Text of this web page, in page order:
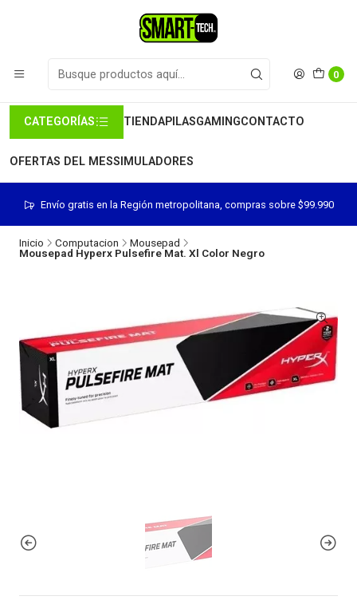
0
CATEGORÍAS TIENDAPILASGAMINGCONTACTO
OFERTAS DEL MESSIMULADORES
Envío gratis en la Región metropolitana, compras sobre $99.990
Inicio Computacion
Mousepad
Mousepad Hyperx Pulsefire Mat. Xl Color Negro